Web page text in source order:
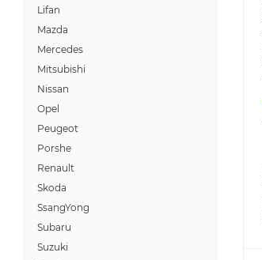
Lifan
Mazda
Mercedes
Mitsubishi
Nissan
Opel
Peugeot
Porshe
Renault
Skoda
SsangYong
Subaru
Suzuki